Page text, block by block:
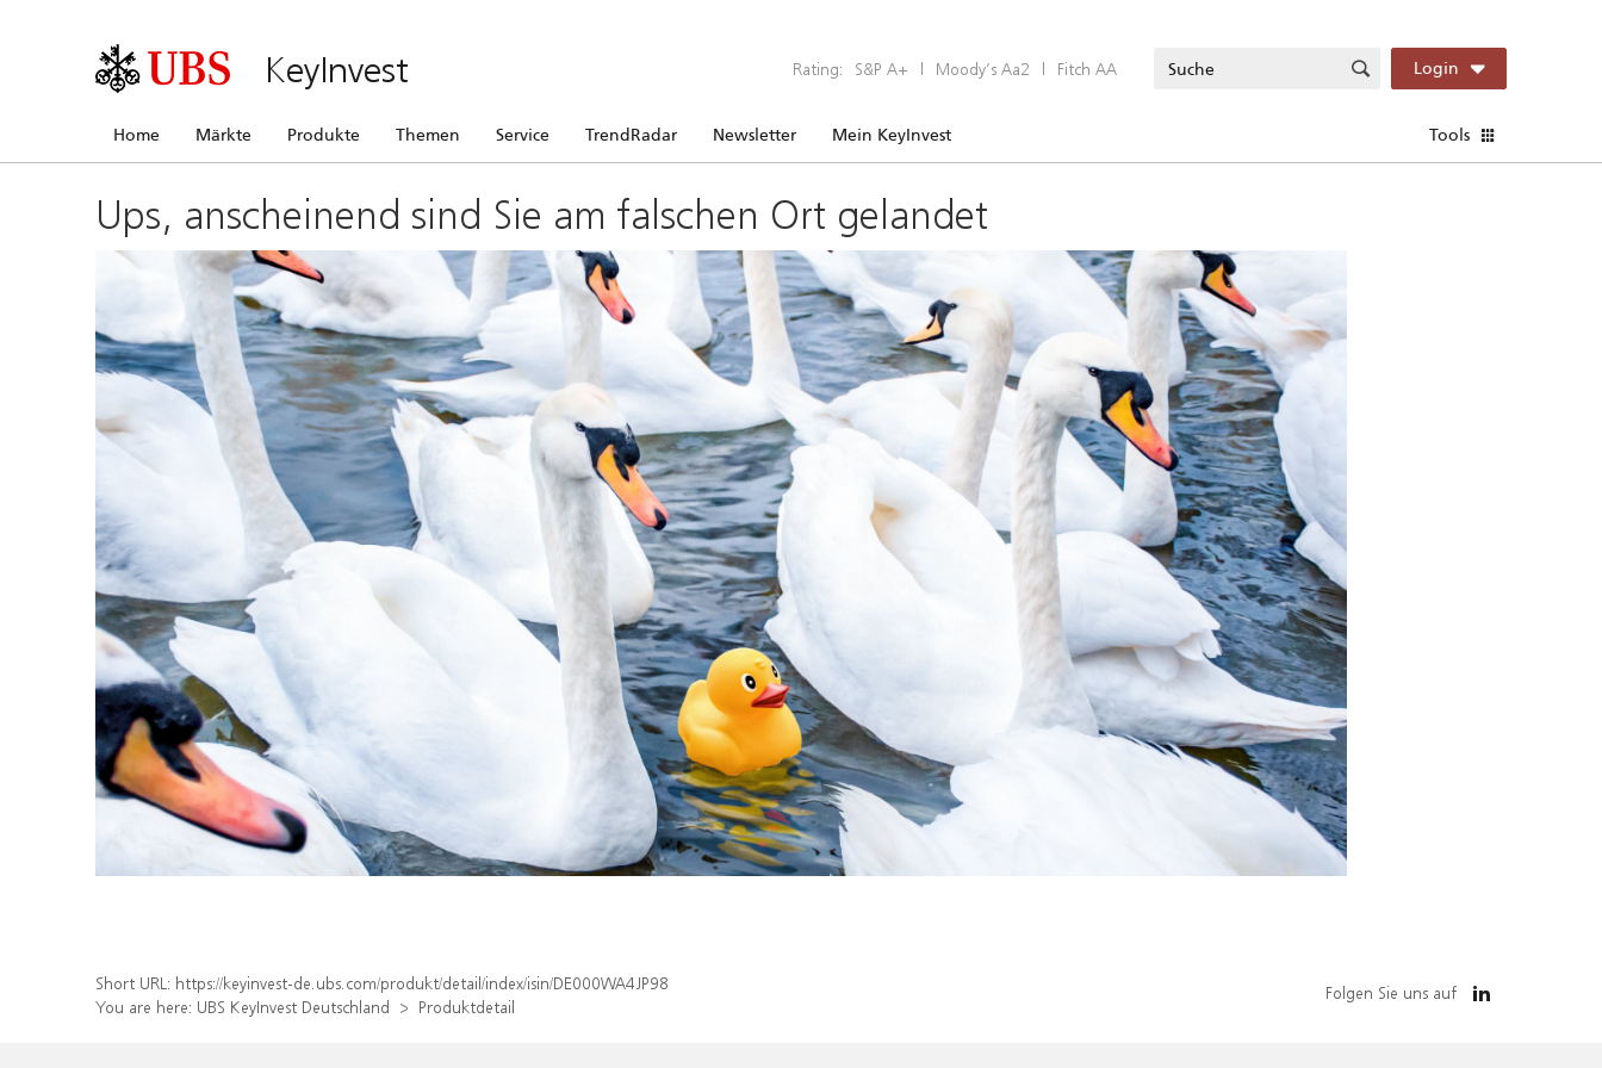
KeyInvest Rating: S&P A+ | Moody’s Aa2 | Fitch AA Login
Home Märkte Produkte Themen Service TrendRadar Newsletter Mein KeyInvest Tools
Ups, anscheinend sind Sie am falschen Ort gelandet
Short URL: https://keyinvest-de.ubs.com/produkt/detail/index/isin/DE000WA4JP98
You are here: UBS KeyInvest Deutschland Produktdetail
Folgen Sie uns auf